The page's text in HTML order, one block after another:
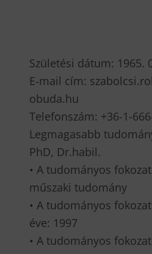
Születési dátum: 1965.
E‐mail cím:
obuda.hu
Telefonszám: +36-1-
Legmagasabb
PhD, Dr.habil.
• A tudományos
műszaki tudomány
• A tudományos
éve: 1997
• A tudományos